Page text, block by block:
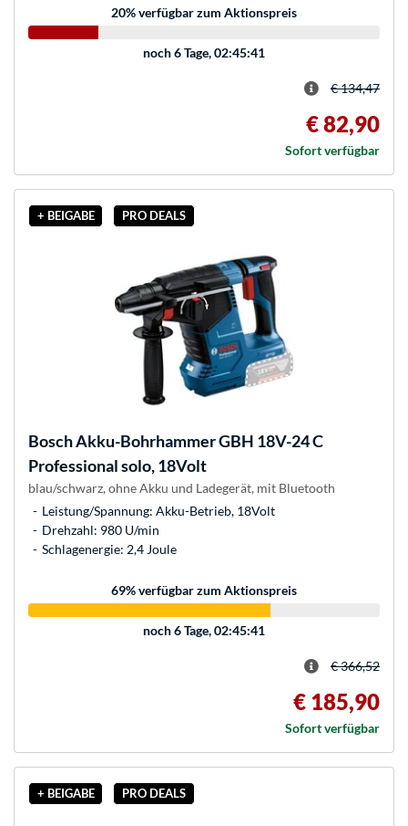
20% verfügbar zum Aktionspreis
noch6 Tage, 02:45:41
€ 134,47
€ 82,90
Sofort verfügbar
+ BEIGABE PRO DEALS
BoschAkku-Bohrhammer GBH 18V-24 C
Professional solo, 18Volt
blau/schwarz, ohne Akku und Ladegerät, mit Bluetooth
Leistung/Spannung: Akku-Betrieb, 18Volt
Drehzahl: 980 U/min
Schlagenergie: 2,4 Joule
69% verfügbar zum Aktionspreis
noch6 Tage, 02:45:41
€ 366,52
€ 185,90
Sofort verfügbar
+ BEIGABE PRO DEALS